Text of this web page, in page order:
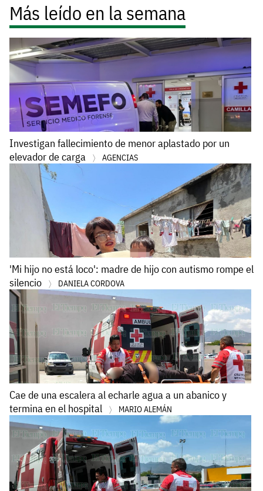
Más leído en la semana
Investigan fallecimiento de menor aplastado por un
elevador de carga
AGENCIAS
'Mi hijo no está loco': madre de hijo con autismo rompe el
silencio
DANIELA CORDOVA
Cae de una escalera al echarle agua a un abanico y
termina en el hospital
MARIO ALEMÁN